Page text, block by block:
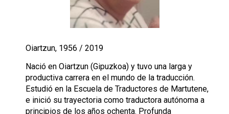
Oiartzun, 1956 / 2019
Nació en Oiartzun (Gipuzkoa) y tuvo una larga y
productiva carrera en el mundo de la traducción.
Estudió en la Escuela de Traductores de Martutene,
e inició su trayectoria como traductora autónoma a
principios de los años ochenta. Profunda